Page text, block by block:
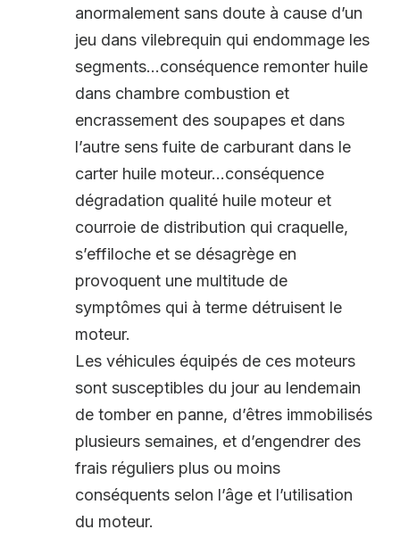
anormalement sans doute à cause d’un
jeu dans vilebrequin qui endommage les
segments…conséquence remonter huile
dans chambre combustion et
encrassement des soupapes et dans
l’autre sens fuite de carburant dans le
carter huile moteur…conséquence
dégradation qualité huile moteur et
courroie de distribution qui craquelle,
s’effiloche et se désagrège en
provoquent une multitude de
symptômes qui à terme détruisent le
moteur.
Les véhicules équipés de ces moteurs
sont susceptibles du jour au lendemain
de tomber en panne, d’êtres immobilisés
plusieurs semaines, et d’engendrer des
frais réguliers plus ou moins
conséquents selon l’âge et l’utilisation
du moteur.